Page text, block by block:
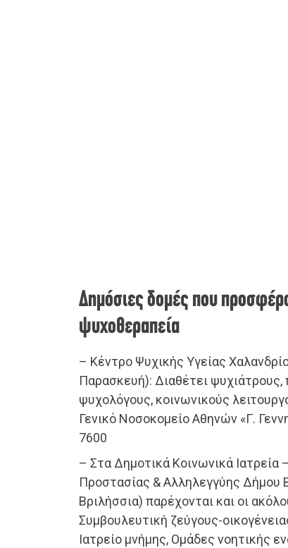
Δημόσιες δομές που
ψυχοθεραπεία
– Κέντρο Ψυχικής Υγείας
Παρασκευή): Διαθέτει ψυχιάτρους,
ψυχολόγους, κοινωνικούς
Γενικό Νοσοκομείο Αθηνών «Γ.
7600
– Στα Δημοτικά Κοινωνικά Ιατρεία
Προστασίας & Αλληλεγγύης Δήμου
Βριλήσσια) παρέχονται και οι
Συμβουλευτική ζεύγους-
Ιατρείο μνήμης, Ομάδες νοητικής